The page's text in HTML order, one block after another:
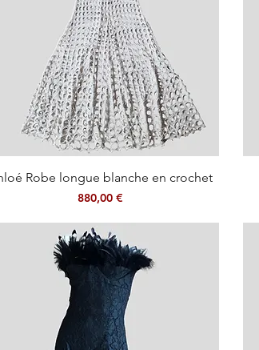
Aperçu rapide
Robe longue blanche en crochet
Prix
880,00 €